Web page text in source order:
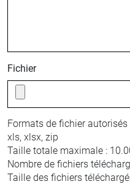
Fichier
Formats de fichier autorisés
xls, xlsx, zip
Taille totale maximale :
Nombre de fichiers
Taille des fichiers